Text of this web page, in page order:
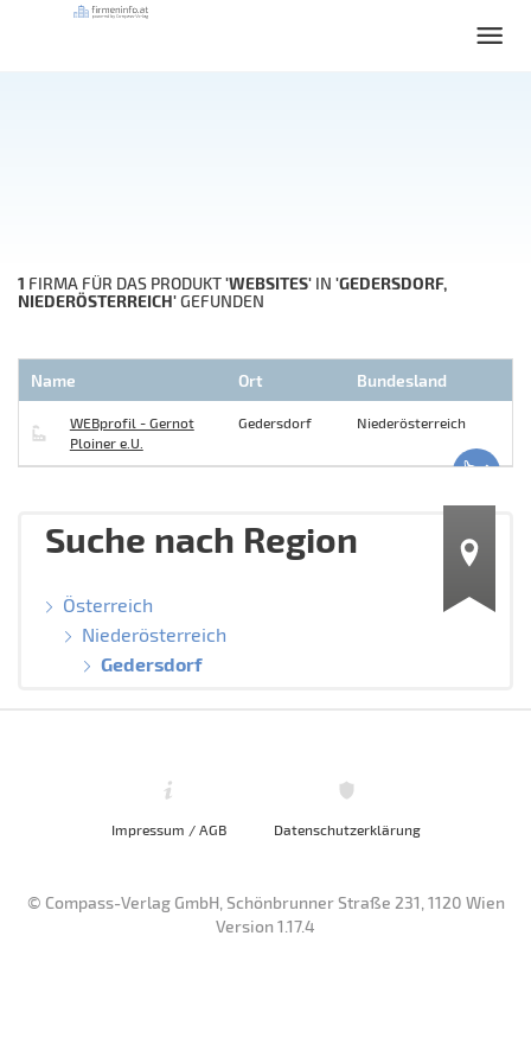
1 FIRMA FÜR DAS PRODUKT'WEBSITES' IN 'GEDERSDORF,
NIEDERÖSTERREICH'GEFUNDEN
Name Ort Bundesland
WEBprofil - Gernot
Ploiner e.U.
Gedersdorf Niederösterreich
Suche nach Region
Österreich
Niederösterreich
Gedersdorf
Impressum / AGB Datenschutzerklärung
© Compass-Verlag GmbH, Schönbrunner Straße 231, 1120 Wien
Version 1.17.4